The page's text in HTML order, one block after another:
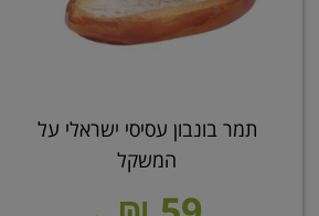
תמר בונבון עסיסי ישראלי על
המשקל